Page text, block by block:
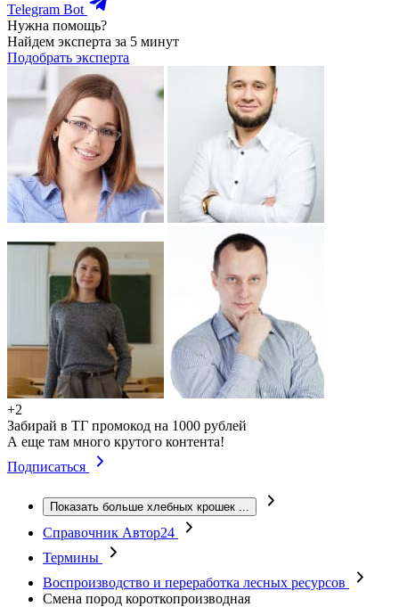
Telegram Bot
Нужна помощь?
Найдем эксперта за 5 минут
Подобрать эксперта
+2
Забирай в ТГ промокод на 1000 рублей
А еще там много крутого контента!
Подписаться
Показать больше хлебных крошек ...
Справочник Автор24
Термины
Воспроизводство и переработка лесных ресурсов
Смена пород короткопроизводная